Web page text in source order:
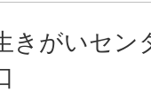
きがいセン